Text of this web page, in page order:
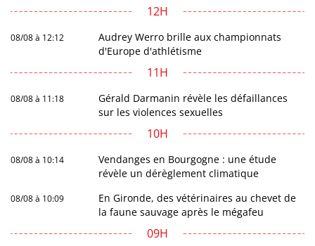
12H
08/08 à 12:12
Audrey Werro brille aux championnats
d'Europe d'athlétisme
11H
08/08 à 11:18
Gérald Darmanin révèle les défaillances
sur les violences sexuelles
10H
08/08 à 10:14
Vendanges en Bourgogne : une étude
révèle un dérèglement climatique
08/08 à 10:09
En Gironde, des vétérinaires au chevet de
la faune sauvage après le mégafeu
09H